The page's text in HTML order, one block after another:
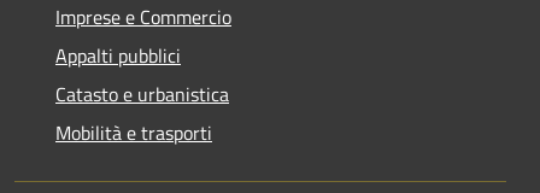
Imprese e Commercio
Appalti pubblici
Catasto e urbanistica
Mobilità e trasporti